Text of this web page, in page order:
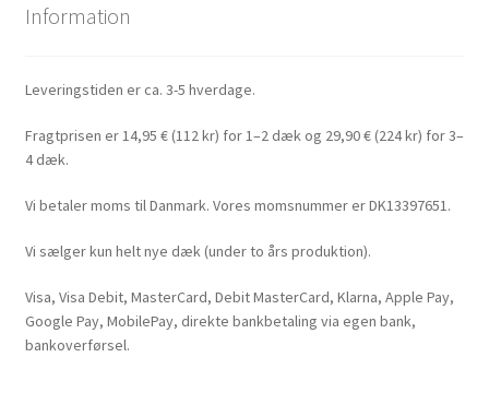
Information
Leveringstiden er ca. 3-5 hverdage.
Fragtprisen er 14,95 € (112 kr) for 1–2 dæk og 29,90 € (224 kr) for 3–
4 dæk.
Vi betaler moms til Danmark. Vores momsnummer er DK13397651.
Vi sælger kun helt nye dæk (under to års produktion).
Visa, Visa Debit, MasterCard, Debit MasterCard, Klarna, Apple Pay,
Google Pay, MobilePay, direkte bankbetaling via egen bank,
bankoverførsel.